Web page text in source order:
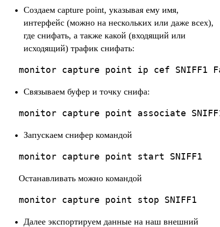
Создаем capture point, указывая ему имя,
интерфейс (можно на нескольких или даже всех),
где снифать, а также какой (входящий или
исходящий) трафик снифать:
monitor capture point ip cef SNIFF1
Связываем буфер и точку снифа:
monitor capture point associate SNIFF1
Запускаем снифер командой
monitor capture point start SNIFF1
Останавливать можно командой
monitor capture point stop SNIFF1
Далее экспортируем данные на наш внешний